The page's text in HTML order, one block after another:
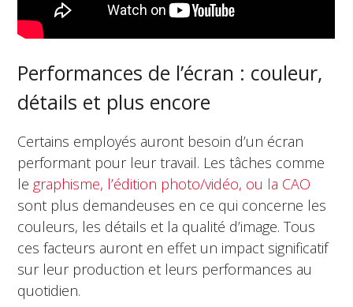
Performances de l’écran : couleur,
détails et plus encore
Certains employés auront besoin d’un écran
performant pour leur travail. Les tâches comme
le graphisme, l’édition photo/vidéo, ou la CAO
sont plus demandeuses en ce qui concerne les
couleurs, les détails et la qualité d’image. Tous
ces facteurs auront en effet un impact significatif
sur leur production et leurs performances au
quotidien.